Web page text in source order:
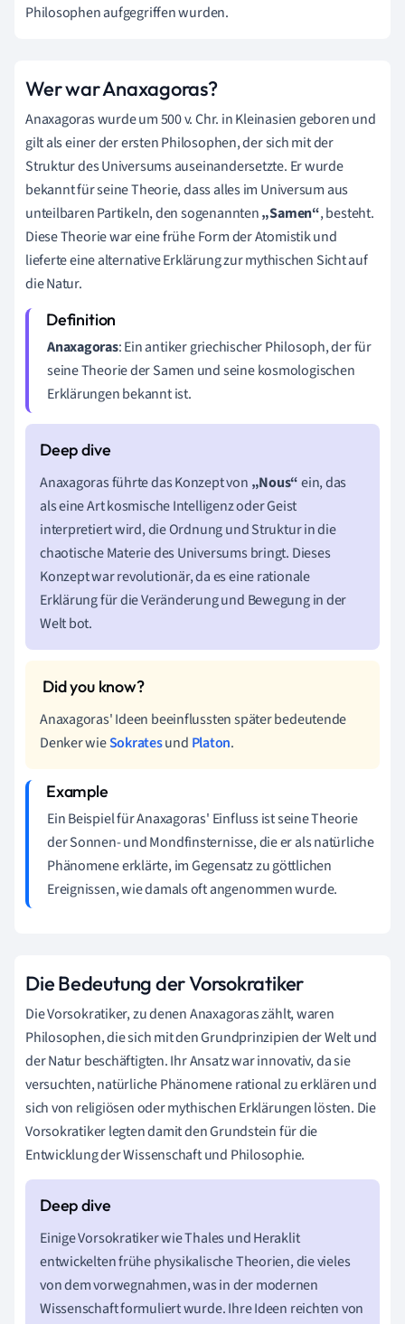
Philosophen aufgegriffen wurden.
Wer war Anaxagoras?
Anaxagoras wurde um 500 v. Chr. in Kleinasien geboren und
gilt als einer der ersten Philosophen, der sich mit der
Struktur des Universums auseinandersetzte. Er wurde
bekannt für seine Theorie, dass alles im Universum aus
unteilbaren Partikeln, den sogenannten„Samen“, besteht.
Diese Theorie war eine frühe Form der Atomistik und
lieferte eine alternative Erklärung zur mythischen Sicht auf
die Natur.
Anaxagoras: Ein antiker griechischer Philosoph, der für
seine Theorie der Samen und seine kosmologischen
Erklärungen bekannt ist.
Anaxagoras führte das Konzept von „Nous“ein, das
als eine Art kosmische Intelligenz oder Geist
interpretiert wird, die Ordnung und Struktur in die
chaotische Materie des Universums bringt. Dieses
Konzept war revolutionär, da es eine rationale
Erklärung für die Veränderung und Bewegung in der
Welt bot.
Anaxagoras' Ideen beeinflussten später bedeutende
Denker wieSokratesund Platon.
Ein Beispiel für Anaxagoras' Einfluss ist seine Theorie
der Sonnen- und Mondfinsternisse, die er als natürliche
Phänomene erklärte, im Gegensatz zu göttlichen
Ereignissen, wie damals oft angenommen wurde.
Die Bedeutung der Vorsokratiker
Die Vorsokratiker, zu denen Anaxagoras zählt, waren
Philosophen, die sich mit den Grundprinzipien der Welt und
der Natur beschäftigten. Ihr Ansatz war innovativ, da sie
versuchten, natürliche Phänomene rational zu erklären und
sich von religiösen oder mythischen Erklärungen lösten. Die
Vorsokratiker legten damit den Grundstein für die
Entwicklung der Wissenschaft und Philosophie.
Einige Vorsokratiker wie Thales und Heraklit
entwickelten frühe physikalische Theorien, die vieles
von dem vorwegnahmen, was in der modernen
Wissenschaft formuliert wurde. Ihre Ideen reichten von